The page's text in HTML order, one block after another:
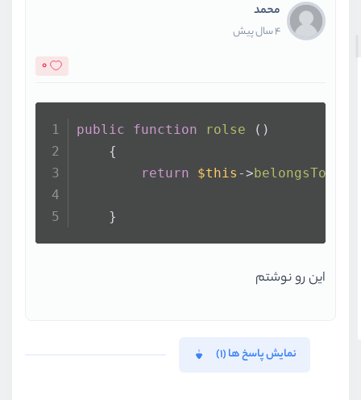
محمد
4 سال پیش
0
public function rolse ( )
    {
return
$this ->belongsToMany
    }
این رو نوشتم
نمایش پاسخ ها (1)